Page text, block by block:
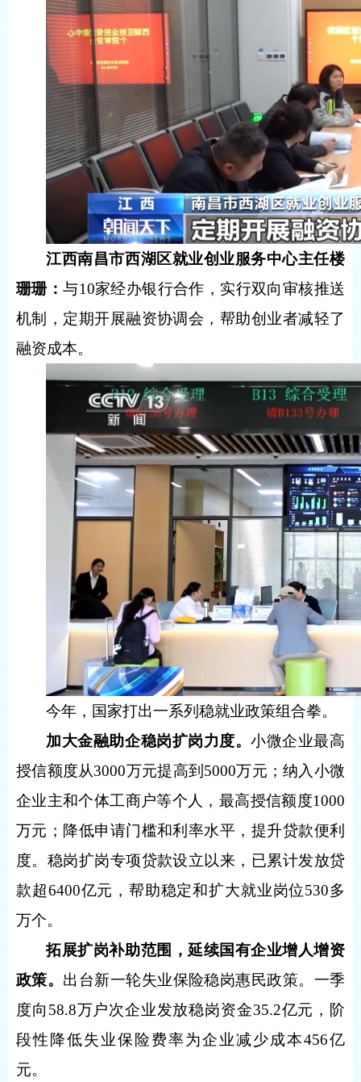
江西南昌市西湖区就业创业服务中心主任楼
珊珊：与10家经办银行合作，实行双向审核推送
机制，定期开展融资协调会，帮助创业者减轻了
融资成本。
今年，国家打出一系列稳就业政策组合拳。
加大金融助企稳岗扩岗力度。小微企业最高
授信额度从3000万元提高到5000万元；纳入小微
企业主和个体工商户等个人，最高授信额度1000
万元；降低申请门槛和利率水平，提升贷款便利
度。稳岗扩岗专项贷款设立以来，已累计发放贷
款超6400亿元，帮助稳定和扩大就业岗位530多
万个。
拓展扩岗补助范围，延续国有企业增人增资
政策。 出台新一轮失业保险稳岗惠民政策。一季
度向58.8万户次企业发放稳岗资金35.2亿元，阶
段性降低失业保险费率为企业减少成本456亿
元。